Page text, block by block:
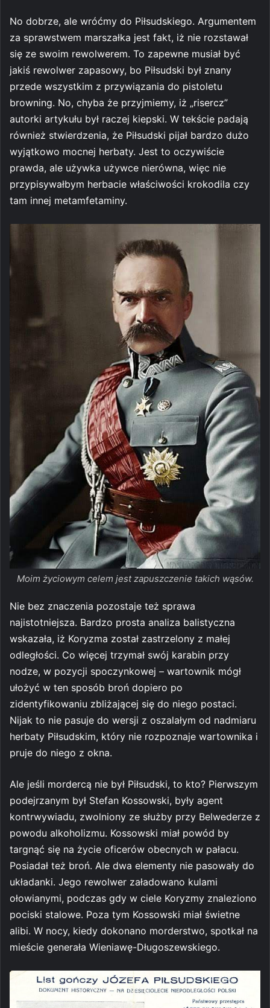
No dobrze, ale wróćmy do Piłsudskiego. Argumentem
za sprawstwem marszałka jest fakt, iż nie rozstawał
się ze swoim rewolwerem. To zapewne musiał być
jakiś rewolwer zapasowy, bo Piłsudski był znany
przede wszystkim z przywiązania do pistoletu
browning. No, chyba że przyjmiemy, iż „risercz”
autorki artykułu był raczej kiepski. W tekście padają
również stwierdzenia, że Piłsudski pijał bardzo dużo
wyjątkowo mocnej herbaty. Jest to oczywiście
prawda, ale używka używce nierówna, więc nie
przypisywałbym herbacie właściwości krokodila czy
tam innej metamfetaminy.
Moim życiowym celem jest zapuszczenie takich wąsów.
Nie bez znaczenia pozostaje też sprawa
najistotniejsza. Bardzo prosta analiza balistyczna
wskazała, iż Koryzma został zastrzelony z małej
odległości. Co więcej trzymał swój karabin przy
nodze, w pozycji spoczynkowej – wartownik mógł
ułożyć w ten sposób broń dopiero po
zidentyfikowaniu zbliżającej się do niego postaci.
Nijak to nie pasuje do wersji z oszalałym od nadmiaru
herbaty Piłsudskim, który nie rozpoznaje wartownika i
pruje do niego z okna.
Ale jeśli mordercą nie był Piłsudski, to kto? Pierwszym
podejrzanym był Stefan Kossowski, były agent
kontrwywiadu, zwolniony ze służby przy Belwederze z
powodu alkoholizmu. Kossowski miał powód by
targnąć się na życie oficerów obecnych w pałacu.
Posiadał też broń. Ale dwa elementy nie pasowały do
układanki. Jego rewolwer załadowano kulami
ołowianymi, podczas gdy w ciele Koryzmy znaleziono
pociski stalowe. Poza tym Kossowski miał świetne
alibi. W nocy, kiedy dokonano morderstwo, spotkał na
mieście generała Wieniawę-Długoszewskiego.